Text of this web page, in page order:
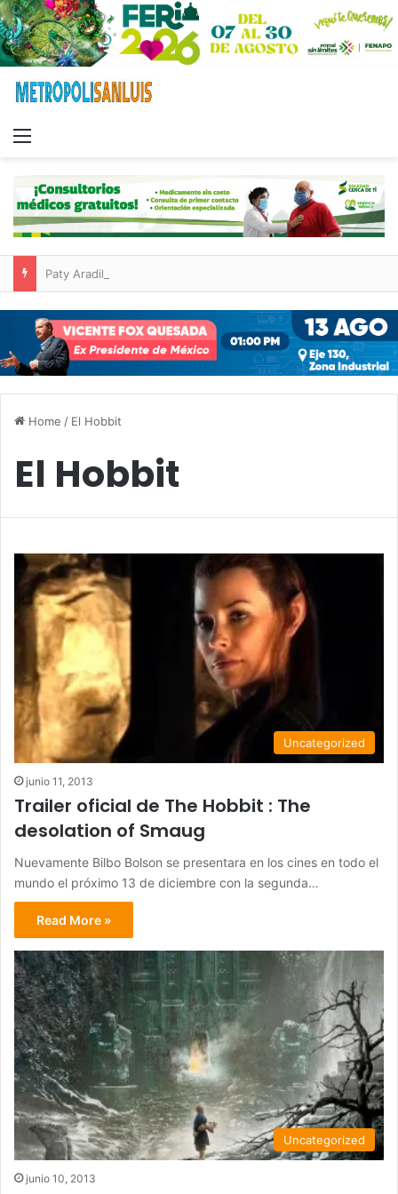
Home / El Hobbit
El Hobbit
Uncategorized
junio 11, 2013
Trailer oficial de The Hobbit : The
desolation of Smaug
Nuevamente Bilbo Bolson se presentara en los cines en todo el
mundo el próximo 13 de diciembre con la segunda…
Read More »
Uncategorized
junio 10, 2013